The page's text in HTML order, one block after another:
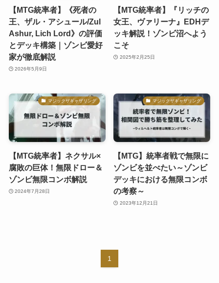
【MTG統率者】《死者の
王、ザル・アシュール/Zul
Ashur, Lich Lord》の評価
とデッキ構築｜ゾンビ愛好
家が徹底解説
2026年5月9日
【MTG統率者】『リッチの
女王、ヴァリーナ』EDHデ
ッキ解説！ゾンビ沼へよう
こそ
2025年2月25日
マジックザギャザリング
【MTG統率者】ネクサル×
腐敗の巨体！無限ドロー＆
ゾンビ無限コンボ解説
2024年7月28日
マジックザギャザリング
【MTG】統率者戦で無限に
ゾンビを並べたい～ゾンビ
デッキにおける無限コンボ
の考察～
2023年12月21日
1